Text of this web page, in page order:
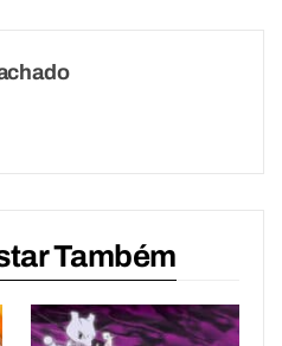
Também